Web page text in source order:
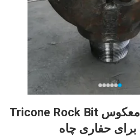
20 اینچ گردش معکوس Tricone Rock Bit